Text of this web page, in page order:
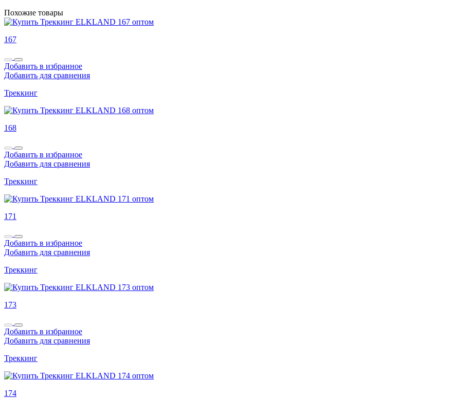
Похожие товары
167
Добавить в избранное
Добавить для сравнения
Треккинг
168
Добавить в избранное
Добавить для сравнения
Треккинг
171
Добавить в избранное
Добавить для сравнения
Треккинг
173
Добавить в избранное
Добавить для сравнения
Треккинг
174